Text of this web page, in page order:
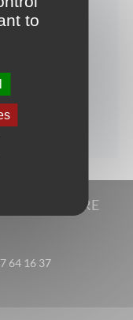
DE VOTRE
64 16 37
to